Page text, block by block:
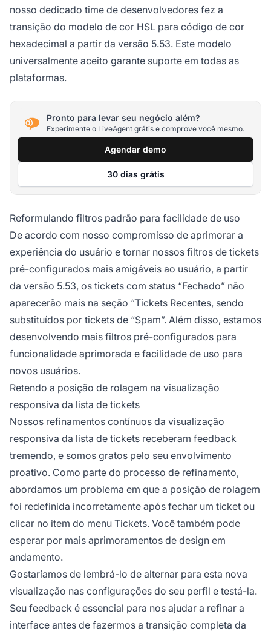
nosso dedicado time de desenvolvedores fez a
transição do modelo de cor HSL para código de cor
hexadecimal a partir da versão 5.53. Este modelo
universalmente aceito garante suporte em todas as
plataformas.
Pronto para levar seu negócio além?
Experimente o LiveAgent grátis e comprove você mesmo.
Agendar demo
30 dias grátis
Reformulando filtros padrão para facilidade de uso
De acordo com nosso compromisso de aprimorar a
experiência do usuário e tornar nossos filtros de tickets
pré-configurados mais amigáveis ao usuário, a partir
da versão 5.53, os tickets com status “Fechado” não
aparecerão mais na seção “Tickets Recentes, sendo
substituídos por tickets de “Spam”. Além disso, estamos
desenvolvendo mais filtros pré-configurados para
funcionalidade aprimorada e facilidade de uso para
novos usuários.
Retendo a posição de rolagem na visualização
responsiva da lista de tickets
Nossos refinamentos contínuos da visualização
responsiva da lista de tickets receberam feedback
tremendo, e somos gratos pelo seu envolvimento
proativo. Como parte do processo de refinamento,
abordamos um problema em que a posição de rolagem
foi redefinida incorretamente após fechar um ticket ou
clicar no item do menu Tickets. Você também pode
esperar por mais aprimoramentos de design em
andamento.
Gostaríamos de lembrá-lo de alternar para esta nova
visualização nas configurações do seu perfil e testá-la.
Seu feedback é essencial para nos ajudar a refinar a
interface antes de fazermos a transição completa da